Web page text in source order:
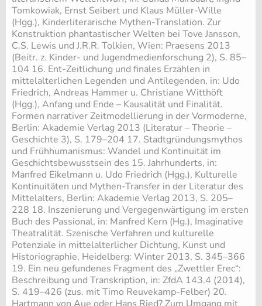
Tomkowiak, Ernst Seibert und Klaus Müller-Wille
(Hgg.), Kinderliterarische Mythen-Translation. Zur
Konstruktion phantastischer Welten bei Tove Jansson,
C.S. Lewis und J.R.R. Tolkien, Wien: Praesens 2013
(Beitr. z. Kinder- und Jugendmedienforschung 2), S. 85–
104 16. Ent-Zeitlichung und finales Erzählen in
mittelalterlichen Legenden und Antilegenden, in: Udo
Friedrich, Andreas Hammer u. Christiane Witthöft
(Hgg.), Anfang und Ende – Kausalität und Finalität.
Formen narrativer Zeitmodellierung in der Vormoderne,
Berlin: Akademie Verlag 2013 (Literatur – Theorie –
Geschichte 3), S. 179–204 17. Stadtgründungsmythos
und Frühhumanismus: Wandel und Kontinuität im
Geschichtsbewusstsein des 15. Jahrhunderts, in:
Manfred Eikelmann u. Udo Friedrich (Hgg.), Kulturelle
Kontinuitäten und Mythen-Transfer in der Literatur des
Mittelalters, Berlin: Akademie Verlag 2013, S. 205–
228 18. Inszenierung und Vergegenwärtigung im ersten
Buch des Passional, in: Manfred Kern (Hg.), Imaginative
Theatralität. Szenische Verfahren und kulturelle
Potenziale in mittelalterlicher Dichtung, Kunst und
Historiographie, Heidelberg: Winter 2013, S. 345–366
19. Ein neu gefundenes Fragment des „Zwettler Erec“:
Beschreibung und Transkription, in: ZfdA 143.4 (2014),
S. 419–426 (zus. mit Timo Reuvekamp-Felber) 20.